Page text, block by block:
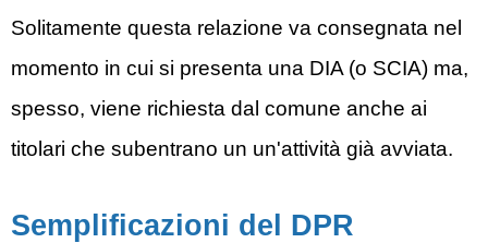
Solitamente questa relazione va consegnata nel
momento in cui si presenta una DIA (o SCIA) ma,
spesso, viene richiesta dal comune anche ai
titolari che subentrano un un'attività già avviata.
Semplificazioni del DPR